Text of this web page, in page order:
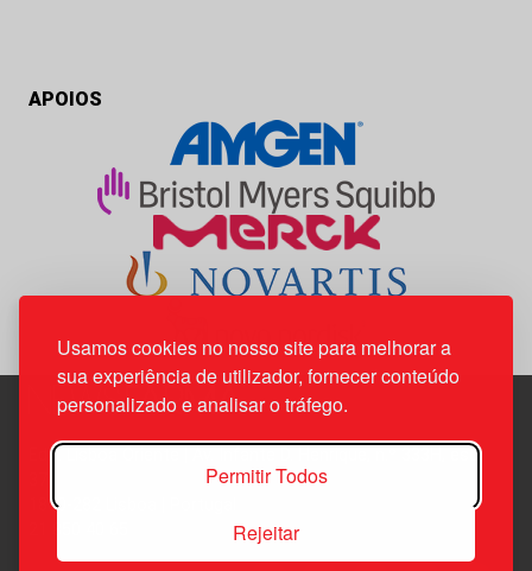
Usamos cookies no nosso site para melhorar a
sua experiência de utilizador, fornecer conteúdo
personalizado e analisar o tráfego.
Permitir Todos
Rejeitar
APOIOS
Edif. Lisboa Oriente | Av. Infante D. Henrique, n.º 333H, esc.
1800-282 Lisboa | Portugal